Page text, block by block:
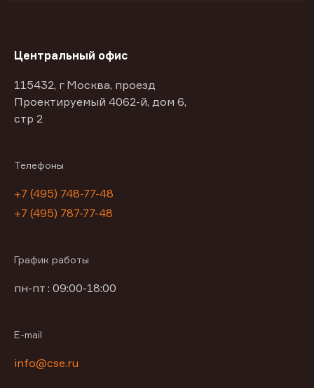
Центральный офис
115432, г Москва, проезд
Проектируемый 4062-й, дом 6,
стр 2
Телефоны
+7 (495) 748-77-48
+7 (495) 787-77-48
График работы
пн-пт : 09:00-18:00
E-mail
info@cse.ru